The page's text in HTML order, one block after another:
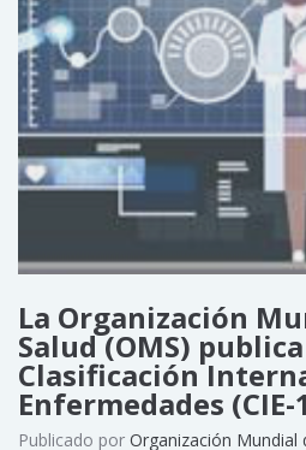
La Organización
Salud (OMS)
Clasificación
Enfermedades (CIE-
Publicado por Organización Mundial